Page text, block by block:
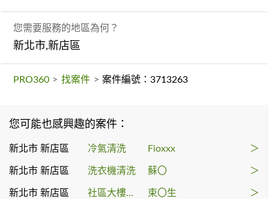
您需要服務的地區為何？
新北市,新店區
PRO360 > 找案件 > 案件編號：3713263
您可能也感興趣的案件：
新北市 新店區 冷氣清洗 Fioxxx ＞
新北市 新店區 洗衣機清洗 蘇〇 ＞
新北市 新店區 社區大樓清潔 束〇生 ＞